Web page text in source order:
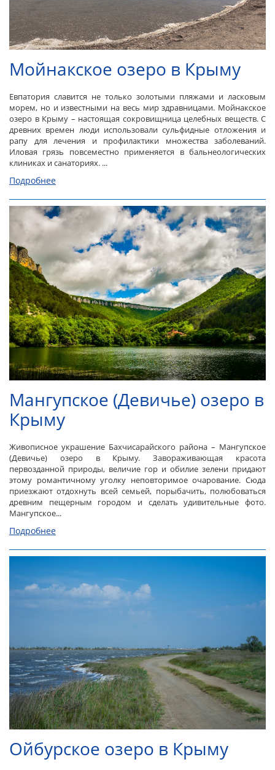
Мойнакское озеро в Крыму
Евпатория славится не только золотыми пляжами и ласковым
морем, но и известными на весь мир здравницами. Мойнакское
озеро в Крыму – настоящая сокровищница целебных веществ. С
древних времен люди использовали сульфидные отложения и
рапу для лечения и профилактики множества заболеваний.
Иловая грязь повсеместно применяется в бальнеологических
клиниках и санаториях. ...
Подробнее
Мангупское (Девичье) озеро в
Крыму
Живописное украшение Бахчисарайского района – Мангупское
(Девичье) озеро в Крыму. Завораживающая красота
первозданной природы, величие гор и обилие зелени придают
этому романтичному уголку неповторимое очарование. Сюда
приезжают отдохнуть всей семьей, порыбачить, полюбоваться
древним пещерным городом и сделать удивительные фото.
Мангупское...
Подробнее
Ойбурское озеро в Крыму